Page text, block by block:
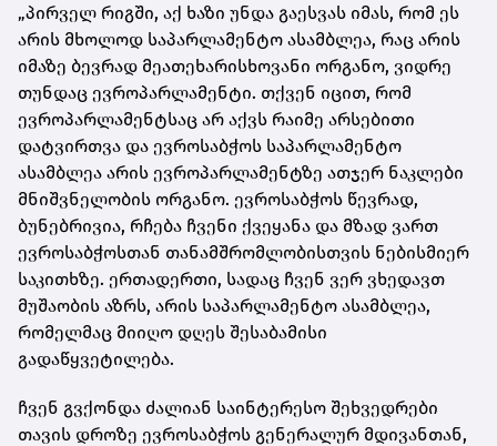
„პირველ რიგში, აქ ხაზი უნდა გაესვას იმას, რომ ეს
არის მხოლოდ საპარლამენტო ასამბლეა, რაც არის
იმაზე ბევრად მეათეხარისხოვანი ორგანო, ვიდრე
თუნდაც ევროპარლამენტი. თქვენ იცით, რომ
ევროპარლამენტსაც არ აქვს რაიმე არსებითი
დატვირთვა და ევროსაბჭოს საპარლამენტო
ასამბლეა არის ევროპარლამენტზე ათჯერ ნაკლები
მნიშვნელობის ორგანო. ევროსაბჭოს წევრად,
ბუნებრივია, რჩება ჩვენი ქვეყანა და მზად ვართ
ევროსაბჭოსთან თანამშრომლობისთვის ნებისმიერ
საკითხზე. ერთადერთი, სადაც ჩვენ ვერ ვხედავთ
მუშაობის აზრს, არის საპარლამენტო ასამბლეა,
რომელმაც მიიღო დღეს შესაბამისი
გადაწყვეტილება.
ჩვენ გვქონდა ძალიან საინტერესო შეხვედრები
თავის დროზე ევროსაბჭოს გენერალურ მდივანთან,